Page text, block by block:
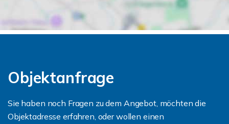
Objektanfrage
Sie haben noch Fragen zu dem Angebot, möchten die
Objektadresse erfahren, oder wollen einen